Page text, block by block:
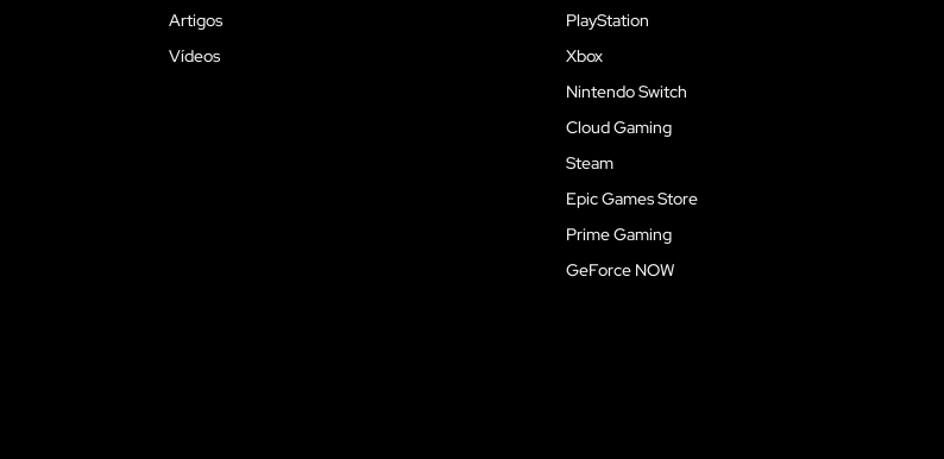
Artigos
Vídeos
PlayStation
Xbox
Nintendo Switch
Cloud Gaming
Steam
Epic Games Store
Prime Gaming
GeForce NOW